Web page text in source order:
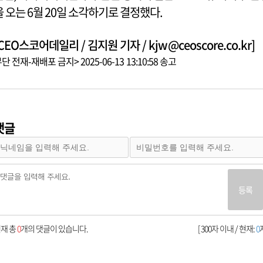
오는 6월 20일 소각하기로 결정했다.
스코어데일리 / 김지원 기자 / kjw@ceoscore.co.kr]
전재-재배포 금지> 2025-06-13 13:10:58 송고
글
등록
[ 300자 이내 / 현재:0
총0개의 댓글이 있습니다.